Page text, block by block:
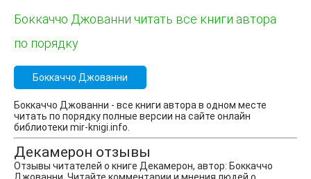
Боккаччо Джованни читать все книги автора
по порядку
Боккаччо Джованни
Боккаччо Джованни - все книги автора в одном месте
читать по порядку полные версии на сайте онлайн
библиотеки mir-knigi.info.
Декамерон отзывы
Отзывы читателей о книге Декамерон, автор: Боккаччо